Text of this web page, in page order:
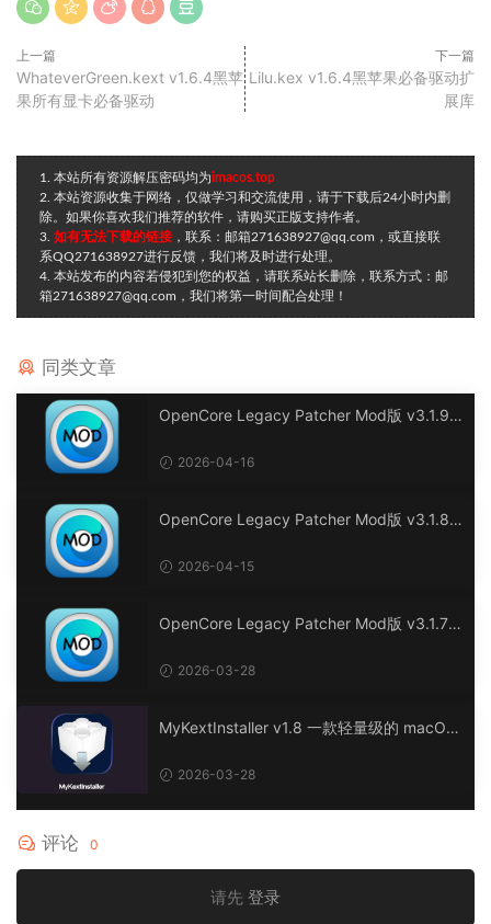
上一篇
WhateverGreen.kext v1.6.4黑苹
果所有显卡必备驱动
下一篇
Lilu.kex v1.6.4黑苹果必备驱动扩
展库
1. 本站所有资源解压密码均为imacos.top
2. 本站资源收集于网络，仅做学习和交流使用，请于下载后24小时内删
除。如果你喜欢我们推荐的软件，请购买正版支持作者。
3. 如有无法下载的链接 ，联系：邮箱271638927@qq.com，或直接联
系QQ271638927进行反馈，我们将及时进行处理。
4. 本站发布的内容若侵犯到您的权益，请联系站长删除，联系方式：邮
箱271638927@qq.com，我们将第一时间配合处理！
同类文章
OpenCore Legacy Patcher Mod版 v3.1.9
工具2026-04-16
OpenCore Legacy Patcher Mod版 v3.1.8
工具2026-04-15
OpenCore Legacy Patcher Mod版 v3.1.7
工具2026-03-28
MyKextInstaller v1.8 一款轻量级的 macOS
2026-03-28
评论 0
请先 登录